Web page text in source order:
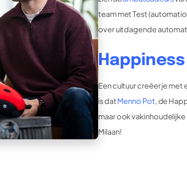
team met Test
over uitdagende
Een cultuur creëer je met
is datMenno Pot , de
maar ook
Milaan!